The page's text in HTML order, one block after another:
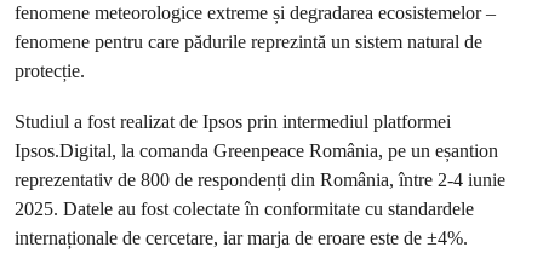
fenomene meteorologice extreme și degradarea ecosistemelor –
fenomene pentru care pădurile reprezintă un sistem natural de
protecție.
Studiul a fost realizat de Ipsos prin intermediul platformei
Ipsos.Digital, la comanda Greenpeace România, pe un eșantion
reprezentativ de 800 de respondenți din România, între 2-4 iunie
2025. Datele au fost colectate în conformitate cu standardele
internaționale de cercetare, iar marja de eroare este de ±4%.